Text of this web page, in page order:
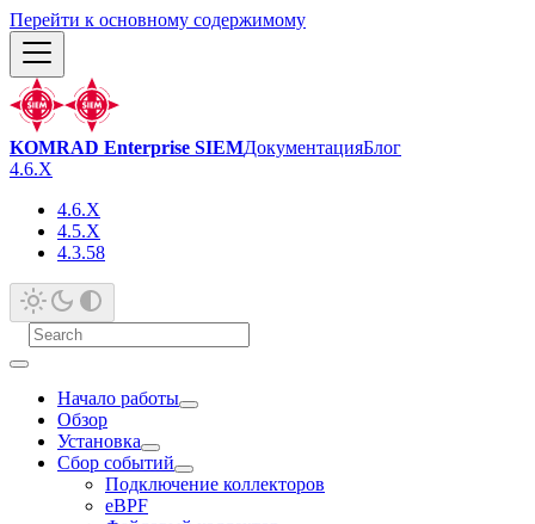
Перейти к основному содержимому
KOMRAD Enterprise SIEMДокументацияБлог
4.6.X
4.6.X
4.5.X
4.3.58
Начало работы
Обзор
Установка
Сбор событий
Подключение коллекторов
eBPF